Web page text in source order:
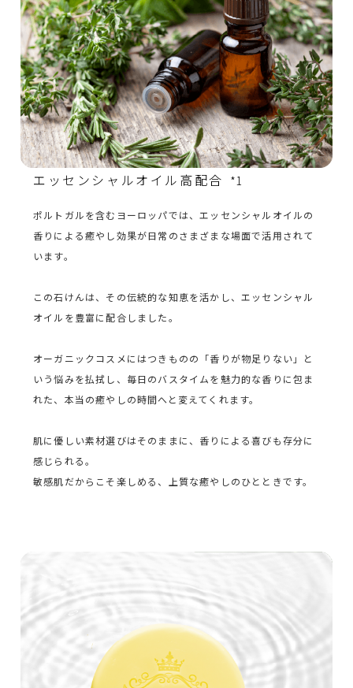
エッセンシャルオイル高配合 *1
ポルトガルを含むヨーロッパでは、エッセンシャルオイルの
香りによる癒やし効果が日常のさまざまな場面で活用されて
います。
この石けんは、その伝統的な知恵を活かし、エッセンシャル
オイルを豊富に配合しました。
オーガニックコスメにはつきものの「香りが物足りない」と
いう悩みを払拭し、毎日のバスタイムを魅力的な香りに包ま
れた、本当の癒やしの時間へと変えてくれます。
肌に優しい素材選びはそのままに、香りによる喜びも存分に
感じられる。
敏感肌だからこそ楽しめる、上質な癒やしのひとときです。